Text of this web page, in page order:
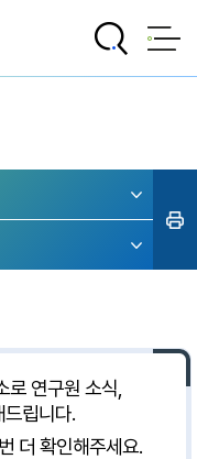
로 연구원 소식,
립니다.
더 확인해주세요.